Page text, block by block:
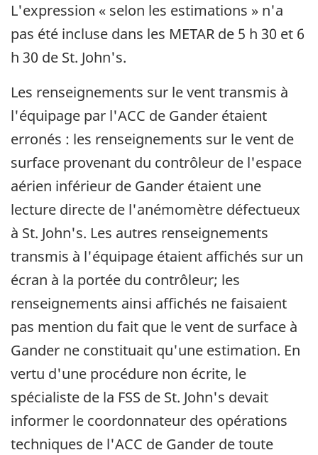
L'expression « selon les estimations » n'a
pas été incluse dans les METAR de 5 h 30 et 6
h 30 de St. John's.
Les renseignements sur le vent transmis à
l'équipage par l'ACC de Gander étaient
erronés : les renseignements sur le vent de
surface provenant du contrôleur de l'espace
aérien inférieur de Gander étaient une
lecture directe de l'anémomètre défectueux
à St. John's. Les autres renseignements
transmis à l'équipage étaient affichés sur un
écran à la portée du contrôleur; les
renseignements ainsi affichés ne faisaient
pas mention du fait que le vent de surface à
Gander ne constituait qu'une estimation. En
vertu d'une procédure non écrite, le
spécialiste de la FSS de St. John's devait
informer le coordonnateur des opérations
techniques de l'ACC de Gander de toute